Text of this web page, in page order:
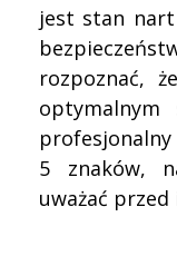
jest stan
rozpoznać,
5 znaków,
uważać